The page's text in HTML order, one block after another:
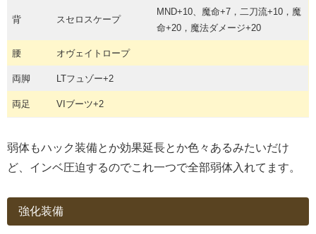
背 スセロスケープ
MND+10、魔命+7，二刀流+10，魔
命+20，魔法ダメージ+20
腰 オヴェイトロープ
両脚 LTフュゾー+2
両足 VIブーツ+2
弱体もハック装備とか効果延長とか色々あるみたいだけ
ど、インベ圧迫するのでこれ一つで全部弱体入れてます。
強化装備